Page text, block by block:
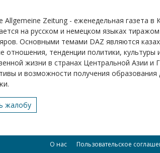
Allgemeine Zeitung - еженедельная газета в
на русском и немецком языках
Основными темами DAZ являются
отношения, тенденции политики, культуры
жизни в странах Центральной Азии и
и возможности получения образования
жалобу
О нас Пользовательское